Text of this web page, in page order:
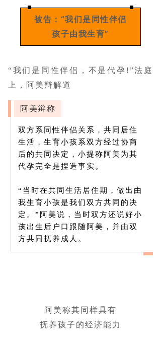
被告：“我们是同性伴侣
孩子由我生育”
“我们是同性伴侣，不是代孕!”法庭
上，阿美辩解道
阿美辩称
双方系同性伴侣关系，共同居住
生活，生育小孩系双方经过协商
后的共同决定，小提称阿美为其
代孕完全是捏造事实。
“当时在共同生活居住期，做出由
我生育小孩是我们双方共同的决
定。”阿美说，当时双方还说好小
孩出生后户口跟随阿美，并由双
方共同抚养成人。
阿美称其同样具有
抚养孩子的经济能力